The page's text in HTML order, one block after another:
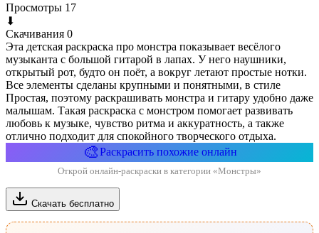
Просмотры 17
⬇
Скачивания 0
Эта детская раскраска про монстра показывает весёлого
музыканта с большой гитарой в лапах. У него наушники,
открытый рот, будто он поёт, а вокруг летают простые нотки.
Все элементы сделаны крупными и понятными, в стиле
Простая, поэтому раскрашивать монстра и гитару удобно даже
малышам. Такая раскраска с монстром помогает развивать
любовь к музыке, чувство ритма и аккуратность, а также
отлично подходит для спокойного творческого отдыха.
🎨Раскрасить похожие онлайн
Открой онлайн-раскраски в категории «Монстры»
Скачать бесплатно